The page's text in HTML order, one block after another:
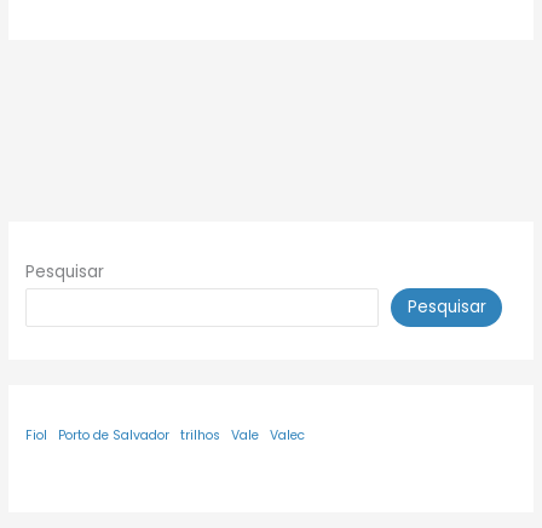
Pesquisar
Pesquisar
Fiol Porto de Salvador trilhos Vale Valec